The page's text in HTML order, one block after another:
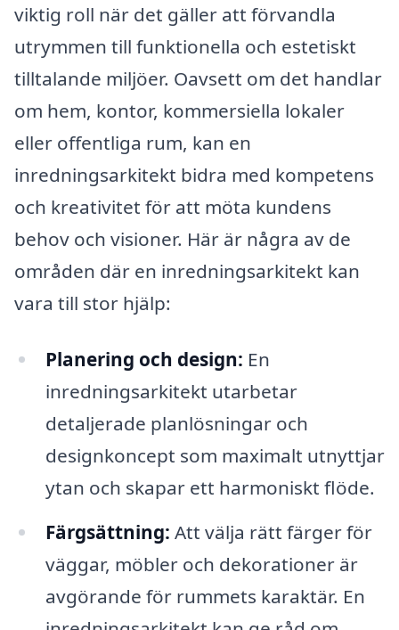
viktig roll när det gäller att förvandla
utrymmen till funktionella och estetiskt
tilltalande miljöer. Oavsett om det handlar
om hem, kontor, kommersiella lokaler
eller offentliga rum, kan en
inredningsarkitekt bidra med kompetens
och kreativitet för att möta kundens
behov och visioner. Här är några av de
områden där en inredningsarkitekt kan
vara till stor hjälp:
Planering och design: En
inredningsarkitekt utarbetar
detaljerade planlösningar och
designkoncept som maximalt utnyttjar
ytan och skapar ett harmoniskt flöde.
Färgsättning: Att välja rätt färger för
väggar, möbler och dekorationer är
avgörande för rummets karaktär. En